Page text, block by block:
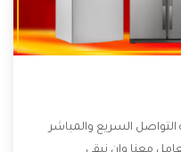
السريع والمباشر